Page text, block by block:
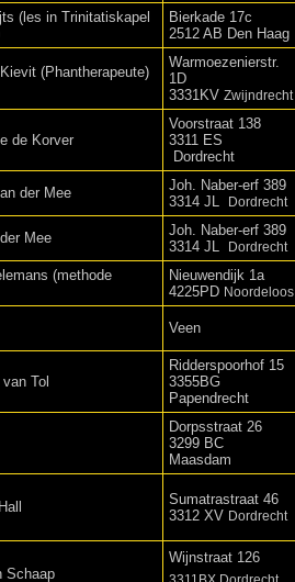
(les in Trinitatiskapel
Bierkade 17c
2512 AB Den Haag
(Phantherapeute)
Warmoezenierstr.
1D
3331KV Zwijndrecht
de Korver
Voorstraat 138
3311 ES
Dordrecht
der Mee
Joh. Naber-erf 389
3314 JL
Dordrecht
Mee
Joh. Naber-erf 389
3314 JL
Dordrecht
(methode
Nieuwendijk 1a
4225PD Noordeloos
Veen
Tol
Ridderspoorhof 15
3355BG
Papendrecht
Dorpsstraat 26
3299 BC
Maasdam
Sumatrastraat 46
3312 XV Dordrecht
Schaap
Wijnstraat 126